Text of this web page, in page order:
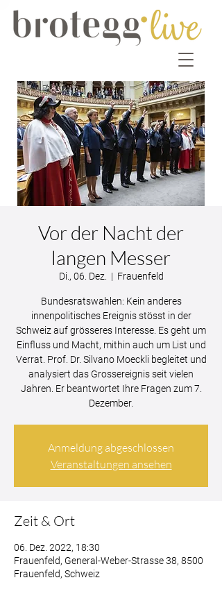
Vor der Nacht der
langen Messer
Di., 06. Dez.
  |
Frauenfeld
Bundesratswahlen: Kein anderes
innenpolitisches Ereignis stösst in der
Schweiz auf grösseres Interesse. Es geht um
Einfluss und Macht, mithin auch um List und
Verrat. Prof. Dr. Silvano Moeckli begleitet und
analysiert das Grossereignis seit vielen
Jahren. Er beantwortet Ihre Fragen zum 7.
Dezember.
Anmeldung abgeschlossen
Veranstaltungen ansehen
Zeit & Ort
06. Dez. 2022, 18:30
Frauenfeld, General-Weber-Strasse 38, 8500
Frauenfeld, Schweiz